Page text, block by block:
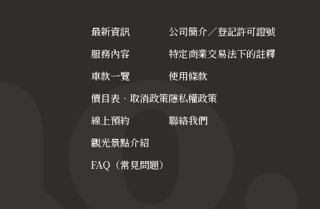
最新資訊
服務內容
車款一覽
價目表‧取消政策
線上預約
觀光景點介紹
FAQ（常見問題）
公司簡介／登記許可證號
特定商業交易法下的註釋
使用條款
隱私權政策
聯絡我們